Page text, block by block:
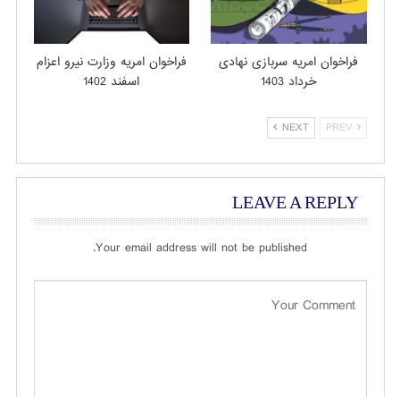
فراخوان امریه سربازی نهادی
خرداد 1403
فراخوان امریه وزارت نیرو اعزام
اسفند 1402
PREV
NEXT
LEAVE A REPLY
Your email address will not be published.